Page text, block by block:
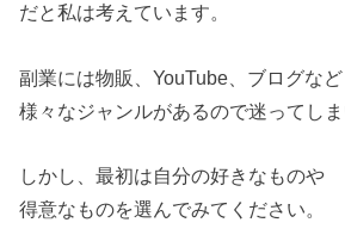
だと私は考えています。
副業には物販、YouTube、ブログなど
様々なジャンルがあるので迷ってしま
しかし、最初は自分の好きなものや
得意なものを選んでみてください。